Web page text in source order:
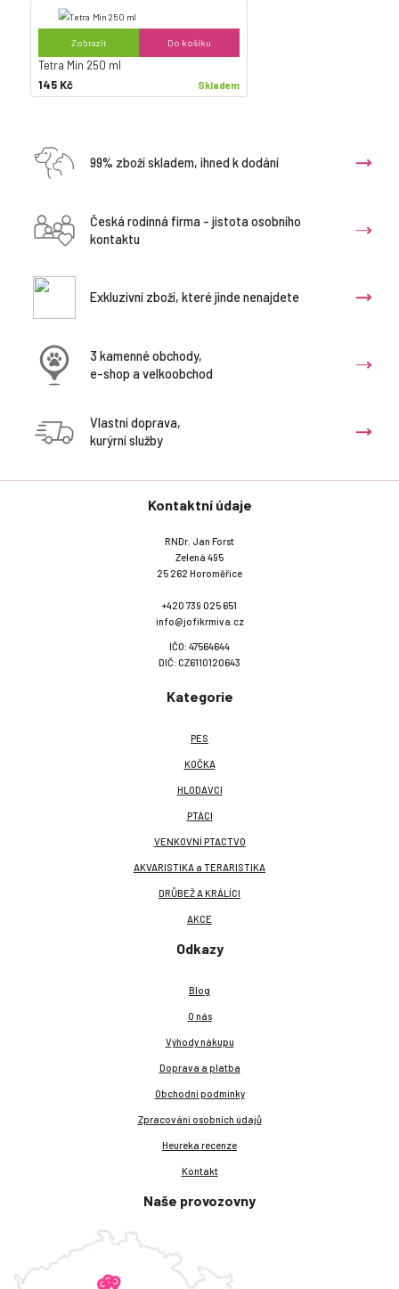
Zobrazit Do košíku
Tetra Min 250 ml
145 Kč
Skladem
99% zboží skladem, ihned k dodání
Česká rodinná firma - jistota osobního
kontaktu
Exkluzivní zboží, které jinde nenajdete
3 kamenné obchody,
e-shop a velkoobchod
Vlastní doprava,
kurýrní služby
Kontaktní údaje
RNDr. Jan Forst
Zelená 495
25 262 Horoměřice
+420 739 025 651
info@jofikrmiva.cz
IČO: 47564644
DIČ: CZ6110120643
Kategorie
PES
KOČKA
HLODAVCI
PTÁCI
VENKOVNÍ PTACTVO
AKVARISTIKA a TERARISTIKA
DRŮBEŽ A KRÁLÍCI
AKCE
Odkazy
Blog
O nás
Výhody nákupu
Doprava a platba
Obchodní podmínky
Zpracování osobních údajů
Heureka recenze
Kontakt
Naše provozovny